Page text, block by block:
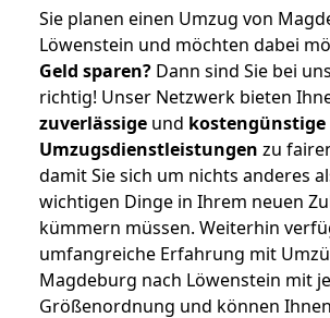
Sie planen einen Umzug von
Löwenstein und möchten dabei
Geld sparen? Dann sind Sie bei
richtig! Unser Netzwerk bieten
zuverlässige und kostengünstige
Umzugsdienstleistungen zu
damit Sie sich um nichts anderes
wichtigen Dinge in Ihrem neuen
kümmern müssen. Weiterhin
umfangreiche Erfahrung mit
Magdeburg nach Löwenstein mit
Größenordnung und können